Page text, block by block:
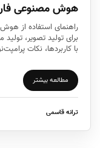
هوش مصنوعی
راهنمای استفاده از
برای تولید تصویر،
با کاربردها، نکات
مطالعه بیشتر
ترانه قاسمی